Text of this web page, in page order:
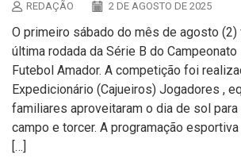
REDAÇÃO 2 DE AGOSTO DE 2025
O primeiro sábado do mês de agosto
última rodada da Série B do
Futebol Amador. A competição foi
Expedicionário (Cajueiros) Jogadores ,
familiares aproveitaram o dia de sol
campo e torcer. A programação
[…]